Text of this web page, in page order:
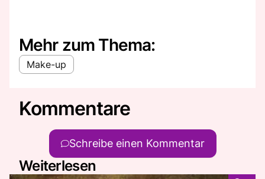
Mehr zum Thema:
Make-up
Kommentare
Schreibe einen Kommentar
Weiterlesen